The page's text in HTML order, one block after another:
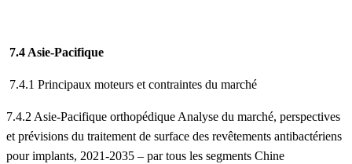
7.4 Asie-Pacifique
7.4.1 Principaux moteurs et contraintes du marché
7.4.2 Asie-Pacifique orthopédique Analyse du marché, perspectives
et prévisions du traitement de surface des revêtements antibactériens
pour implants, 2021-2035 – par tous les segments Chine